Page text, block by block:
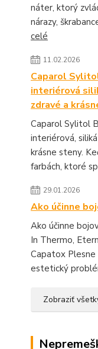
náter, ktorý
nárazy,
celé
11.02.2026
Caparol
interiérová
zdravé a
Caparol Sylitol
interiérová,
krásne steny.
farbách, ktoré
29.01.2026
Ako účinne
Ako účinne
In Thermo,
Capatox Plesne
estetický
Zobraziť